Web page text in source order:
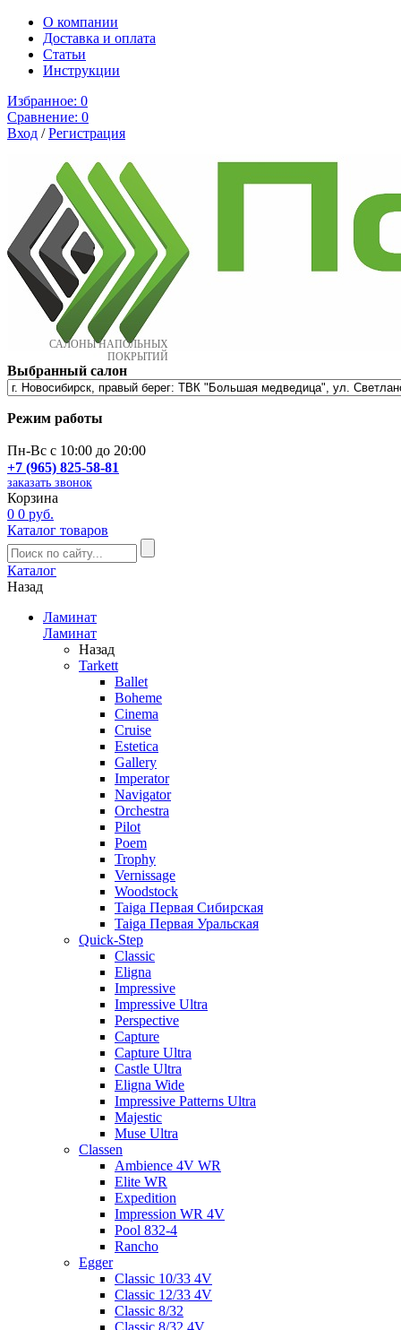
О компании
Доставка и оплата
Cтатьи
Инструкции
Избранное: 0
Сравнение: 0
Вход /Регистрация
САЛОНЫ НАПОЛЬНЫХ
ПОКРЫТИЙ
Выбранный салон
Режим работы
Пн-Вс с 10:00 до 20:00
+7 (965) 825-58-81
заказать звонок
Корзина
0 0 руб.
Каталог товаров
Каталог
Назад
Ламинат
Ламинат
Назад
Tarkett
Ballet
Boheme
Cinema
Cruise
Estetica
Gallery
Imperator
Navigator
Orchestra
Pilot
Poem
Trophy
Vernissage
Woodstock
Taiga Первая Сибирская
Taiga Первая Уральская
Quick-Step
Classic
Eligna
Impressive
Impressive Ultra
Perspective
Capture
Capture Ultra
Castle Ultra
Eligna Wide
Impressive Patterns Ultra
Majestic
Muse Ultra
Classen
Ambience 4V WR
Elite WR
Expedition
Impression WR 4V
Pool 832-4
Rancho
Egger
Classic 10/33 4V
Classic 12/33 4V
Classic 8/32
Classic 8/32 4V